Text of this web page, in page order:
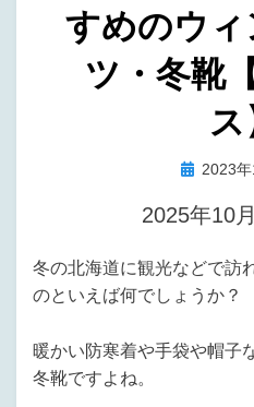
すめのウ
ツ・冬靴
ス
投稿者
投
日:
2023
2025年10
冬の北海道に観光などで訪
のといえば何でしょうか？
暖かい防寒着や手袋や帽子
冬靴ですよね。